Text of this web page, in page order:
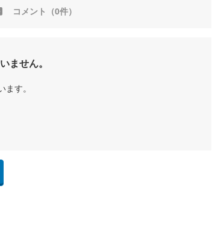
コメント（0件）
ません。
す。